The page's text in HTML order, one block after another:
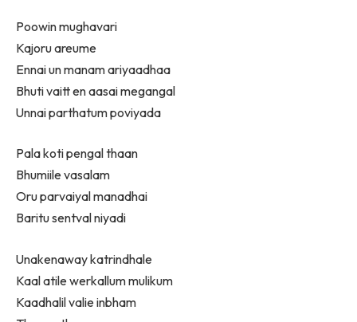
Poowin mughavari
Kajoru areume
Ennai un manam ariyaadhaa
Bhuti vaitt en aasai megangal
Unnai parthatum poviyada
Pala koti pengal thaan
Bhumiile vasalam
Oru parvaiyal manadhai
Baritu sentval niyadi
Unakenaway katrindhale
Kaal atile werkallum mulikum
Kaadhalil valie inbham